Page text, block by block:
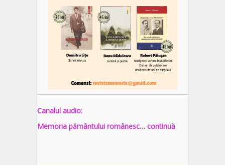
Canalul audio:
Memoria pământului românesc… continuă